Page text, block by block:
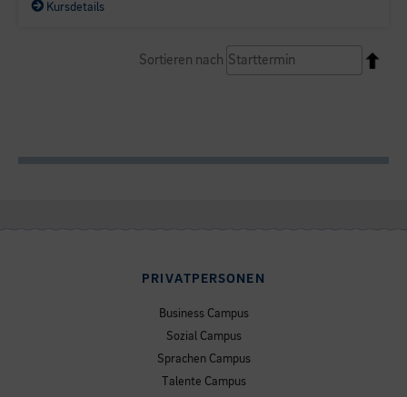
Kursdetails
Sortieren nach
PRIVATPERSONEN
Business Campus
Sozial Campus
Sprachen Campus
Talente Campus